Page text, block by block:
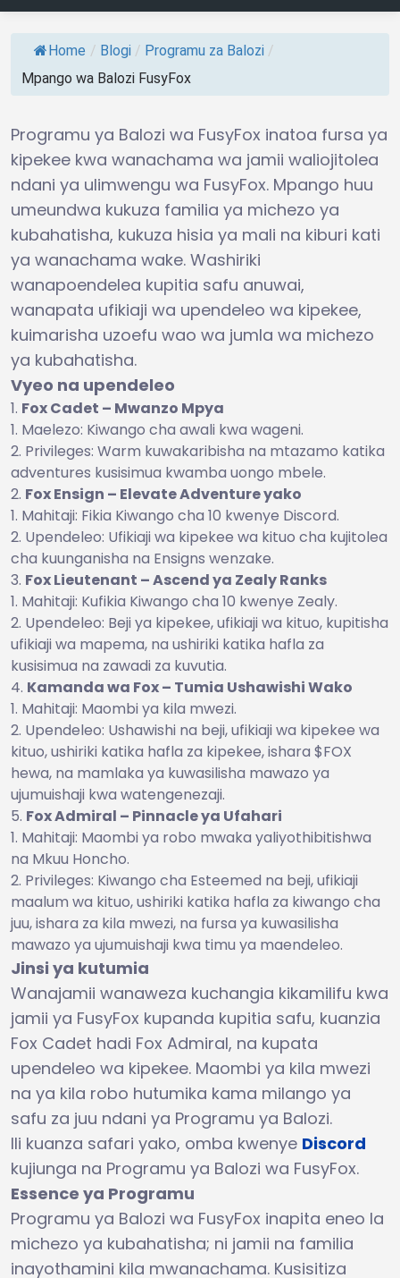
Home / Blogi / Programu za Balozi /
Mpango wa Balozi FusyFox
Programu ya Balozi wa FusyFox inatoa fursa ya
kipekee kwa wanachama wa jamii waliojitolea
ndani ya ulimwengu wa FusyFox. Mpango huu
umeundwa kukuza familia ya michezo ya
kubahatisha, kukuza hisia ya mali na kiburi kati
ya wanachama wake. Washiriki
wanapoendelea kupitia safu anuwai,
wanapata ufikiaji wa upendeleo wa kipekee,
kuimarisha uzoefu wao wa jumla wa michezo
ya kubahatisha.
Vyeo na upendeleo
Fox Cadet – Mwanzo Mpya
Maelezo: Kiwango cha awali kwa wageni.
Privileges: Warm kuwakaribisha na mtazamo katika
adventures kusisimua kwamba uongo mbele.
Fox Ensign – Elevate Adventure yako
Mahitaji: Fikia Kiwango cha 10 kwenye Discord.
Upendeleo: Ufikiaji wa kipekee wa kituo cha kujitolea
cha kuunganisha na Ensigns wenzake.
Fox Lieutenant – Ascend ya Zealy Ranks
Mahitaji: Kufikia Kiwango cha 10 kwenye Zealy.
Upendeleo: Beji ya kipekee, ufikiaji wa kituo, kupitisha
ufikiaji wa mapema, na ushiriki katika hafla za
kusisimua na zawadi za kuvutia.
Kamanda wa Fox – Tumia Ushawishi Wako
Mahitaji: Maombi ya kila mwezi.
Upendeleo: Ushawishi na beji, ufikiaji wa kipekee wa
kituo, ushiriki katika hafla za kipekee, ishara $FOX
hewa, na mamlaka ya kuwasilisha mawazo ya
ujumuishaji kwa watengenezaji.
Fox Admiral – Pinnacle ya Ufahari
Mahitaji: Maombi ya robo mwaka yaliyothibitishwa
na Mkuu Honcho.
Privileges: Kiwango cha Esteemed na beji, ufikiaji
maalum wa kituo, ushiriki katika hafla za kiwango cha
juu, ishara za kila mwezi, na fursa ya kuwasilisha
mawazo ya ujumuishaji kwa timu ya maendeleo.
Jinsi ya kutumia
Wanajamii wanaweza kuchangia kikamilifu kwa
jamii ya FusyFox kupanda kupitia safu, kuanzia
Fox Cadet hadi Fox Admiral, na kupata
upendeleo wa kipekee. Maombi ya kila mwezi
na ya kila robo hutumika kama milango ya
safu za juu ndani ya Programu ya Balozi.
Ili kuanza safari yako, omba kwenye Discord
kujiunga na Programu ya Balozi wa FusyFox.
Essence ya Programu
Programu ya Balozi wa FusyFox inapita eneo la
michezo ya kubahatisha; ni jamii na familia
inayothamini kila mwanachama. Kusisitiza